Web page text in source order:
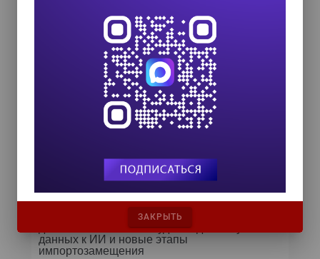
HR TECH + ИИ ТРАНСФОРМАЦИЯ 2026
8 октября 2026
Zero Trust и Data Governance:
как управление данными
превращает дата-каталог в
ядро контура безопасности
Самое читаемое
24 сентября на форуме «Управление
данными — 2026» обсудят подготовку
данных к ИИ и новые этапы
импортозамещения
ЗАКРЫТЬ